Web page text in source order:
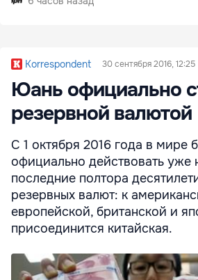
Korrespondent 30 сентября 2016, 12:25
Юань официально
резервной валютой
С 1 октября 2016 года в мире
официально действовать уже
последние полтора
резервных валют: к
европейской, британской и
присоединится китайская.